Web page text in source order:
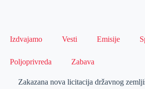
Izdvajamo Vesti Emisije
Poljoprivreda Zabava
Zakazana nova licitacija državnog